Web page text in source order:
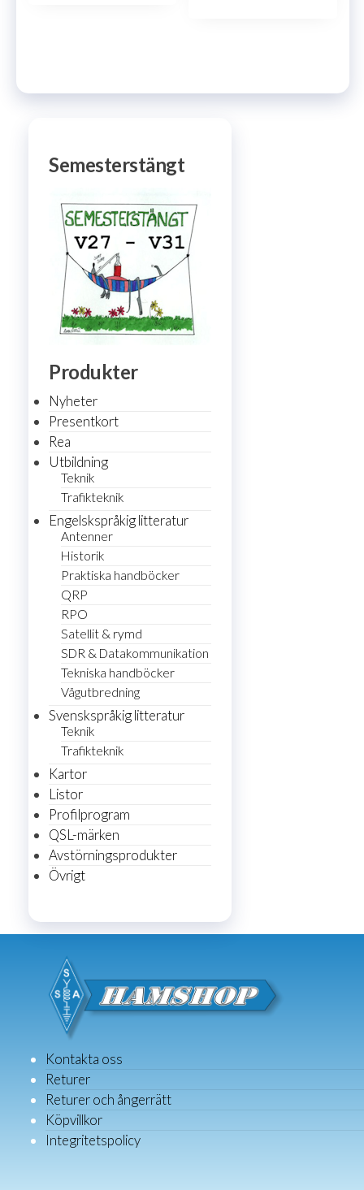
Semesterstängt
Produkter
Nyheter
Presentkort
Rea
Utbildning
Teknik
Trafikteknik
Engelskspråkig litteratur
Antenner
Historik
Praktiska handböcker
QRP
RPO
Satellit & rymd
SDR & Datakommunikation
Tekniska handböcker
Vågutbredning
Svenskspråkig litteratur
Teknik
Trafikteknik
Kartor
Listor
Profilprogram
QSL-märken
Avstörningsprodukter
Övrigt
Kontakta oss
Returer
Returer och ångerrätt
Köpvillkor
Integritetspolicy